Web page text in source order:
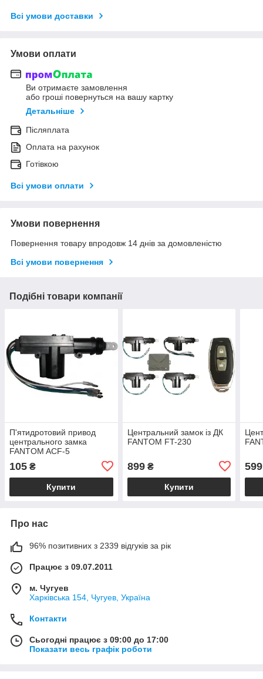
Всі умови доставки
Умови оплати
Ви отримаєте замовлення
або гроші повернуться на вашу картку
Детальніше
Післяплата
Оплата на рахунок
Готівкою
Всі умови оплати
Умови повернення
Повернення товару впродовж 14 днів за домовленістю
Всі умови повернення
Подібні товари компанії
П'ятидротовий привод
центрального замка
FANTOM ACF-5
105 ₴
Купити
Центральний замок із ДК
FANTOM FT-230
899₴
Купити
599
Про нас
96% позитивних з 2339 відгуків за рік
Працює з 09.07.2011
м. Чугуев
Харківська 154, Чугуев, Україна
Контакти
Сьогодні працює з 09:00 до 17:00
Показати весь графік роботи